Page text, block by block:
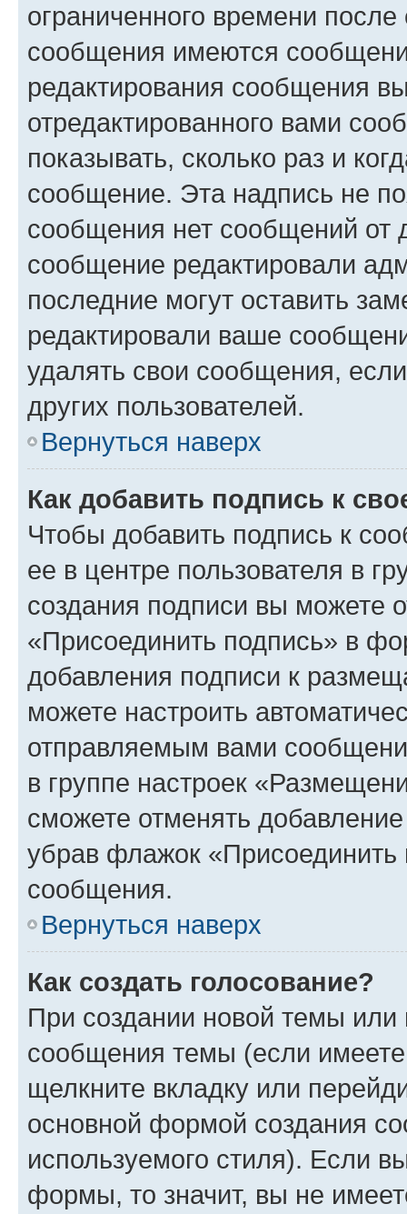
ограниченного времени
сообщения имеются
редактирования сообщения
отредактированного вами
показывать, сколько раз и
сообщение. Эта надпись не
сообщения нет сообщений от
сообщение редактировали
последние могут оставить
редактировали ваше
удалять свои сообщения,
других пользователей.
Вернуться наверх
Как добавить подпись к
Чтобы добавить подпись к
ее в центре пользователя в
создания подписи вы можете
«Присоединить подпись» в
добавления подписи к
можете настроить
отправляемым вами
в группе настроек
сможете отменять
убрав флажок
сообщения.
Вернуться наверх
Как создать голосование?
При создании новой темы или
сообщения темы (если
щелкните вкладку или
основной формой создания
используемого стиля). Если
формы, то значит, вы не